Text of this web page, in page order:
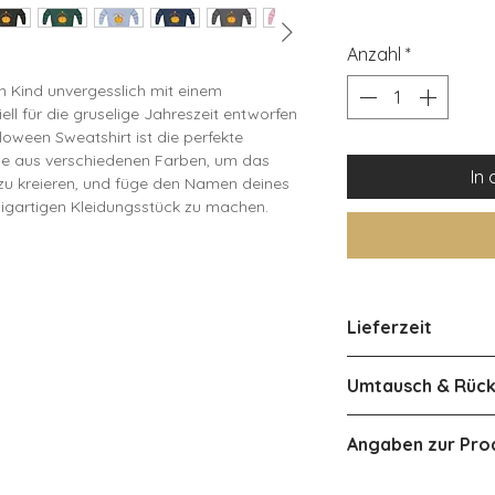
Kind unvergesslich mit einem
für die gruselige Jahreszeit entworfen
Sweatshirt ist die perfekte
aus verschiedenen Farben, um das
kreieren, und füge den Namen deines
Kleidungsstück zu machen.
Anzahl *
In
Lieferzeit
Österreich ca 2-
Umtausch &
Produkts ist
Angaben zur